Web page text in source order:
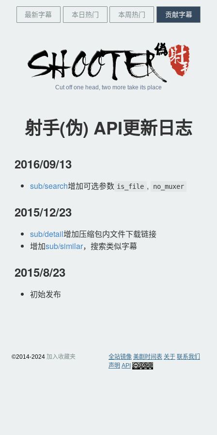
最新字幕 本日热门 本周热门 贡献字幕
Cut off one head, two more take its place
射手(伪) API更新日志
2016/09/13
sub/search增加可选参数 is_file , no_muxer
2015/12/23
sub/detail增加压缩包内文件下载链接
增加sub/similar，搜索类似字幕
2015/8/23
初始发布
©2014-2024加入收藏夹 全站镜像 美剧时间表 关于 联系我们
声明 API